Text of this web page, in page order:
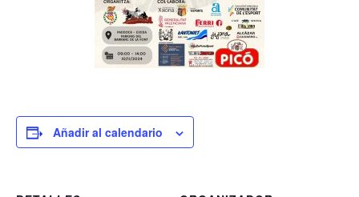
Añadir al calendario